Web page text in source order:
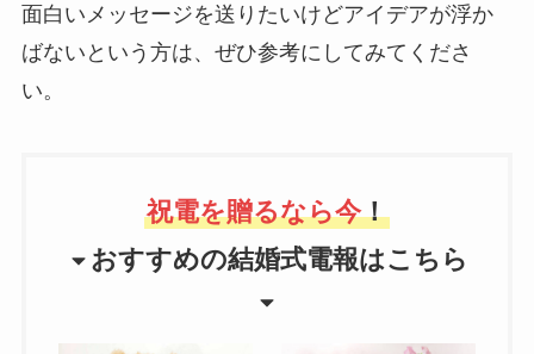
面白いメッセージを送りたいけどアイデアが浮か
ばないという方は、ぜひ参考にしてみてくださ
い。
祝電を贈るなら今！
おすすめの結婚式電報はこちら